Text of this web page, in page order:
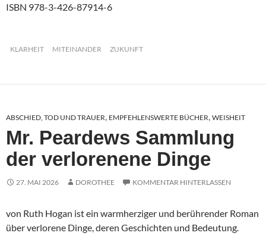
ISBN 978-3-426-87914-6
KLARHEIT MITEINANDER ZUKUNFT
ABSCHIED, TOD UND TRAUER, EMPFEHLENSWERTE BÜCHER, WEISHEIT
Mr. Peardews Sammlung
der verlorenene Dinge
27. MAI 2026 DOROTHEE KOMMENTAR HINTERLASSEN
von Ruth Hogan ist ein warmherziger und berührender Roman
über verlorene Dinge, deren Geschichten und Bedeutung.